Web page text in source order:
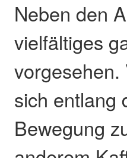
Neben den
vielfältiges
sich entlang
Bewegung